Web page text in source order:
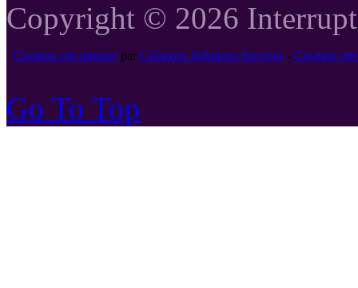
Copyright © 2026
Creation site internetpar Créations Solutions Services- Creation
Go To Top